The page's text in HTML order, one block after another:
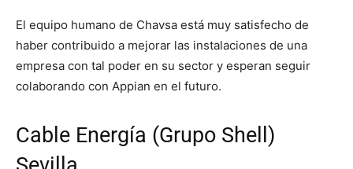
El equipo humano de Chavsa está muy satisfecho de
haber contribuido a mejorar las instalaciones de una
empresa con tal poder en su sector y esperan seguir
colaborando con Appian en el futuro.
Cable Energía (Grupo Shell)